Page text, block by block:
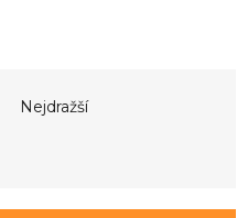
Nejdražší